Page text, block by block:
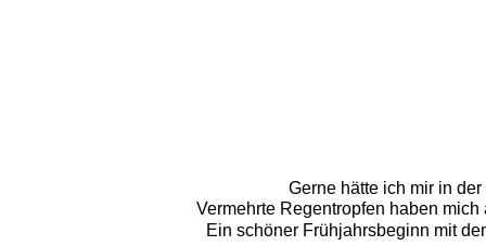
Gerne hätte ich mir in
Vermehrte Regentropfen haben
Ein schöner Frühjahrsbeginn mit